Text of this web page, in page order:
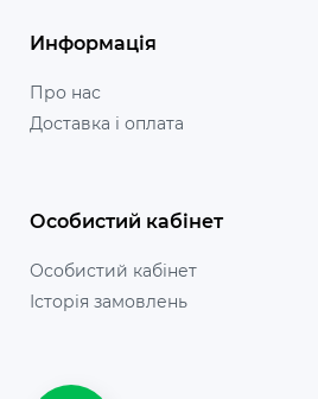
Информація
Про нас
Доставка і оплата
Особистий кабінет
Особистий кабінет
Історія замовлень